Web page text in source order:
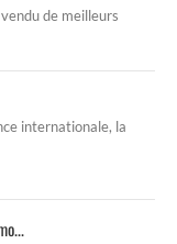
de meilleurs
internationale, la